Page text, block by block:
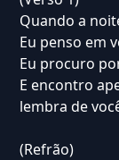
Quando a
Eu penso em
Eu procuro
E encontro
lembra de
(Refrão)